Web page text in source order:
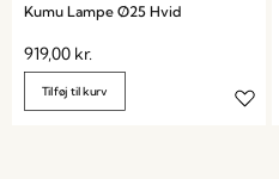
Kumu Lampe Ø25 Hvid
919,00 kr.
Tilføj til kurv